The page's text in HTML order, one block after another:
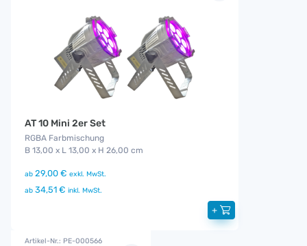
AT 10 Mini 2er Set
RGBA Farbmischung
B 13,00 x L 13,00 x H 26,00 cm
ab 29,00 € exkl. MwSt.
ab 34,51 € inkl. MwSt.
+
Artikel-Nr.: PE-000566